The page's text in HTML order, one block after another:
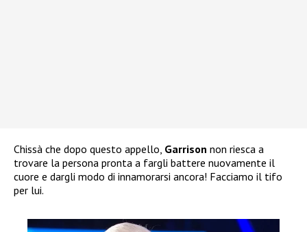
Chissà che dopo questo appello, Garrison non riesca a
trovare la persona pronta a fargli battere nuovamente il
cuore e dargli modo di innamorarsi ancora! Facciamo il tifo
per lui.